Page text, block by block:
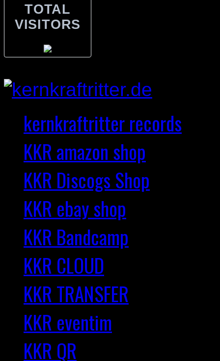
TOTAL
VISITORS
kernkraftritter records
KKR amazon shop
KKR Discogs Shop
KKR ebay shop
KKR Bandcamp
KKR CLOUD
KKR TRANSFER
KKR eventim
KKR QR